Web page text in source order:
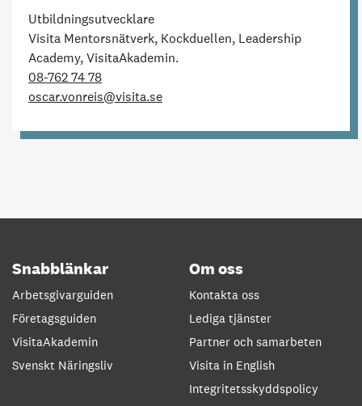
Utbildningsutvecklare
Visita Mentorsnätverk, Kockduellen, Leadership
Academy, VisitaAkademin.
08-762 74 78
oscar.vonreis@visita.se
Snabblänkar
Arbetsgivarguiden
Företagsguiden
VisitaAkademin
Svenskt Näringsliv
Om oss
Kontakta oss
Lediga tjänster
Partner och samarbeten
Visita in English
Integritetsskyddspolicy